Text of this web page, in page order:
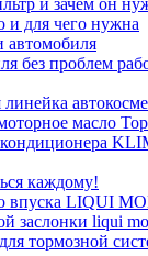
и зачем он
и для чего нужна
автомобиля
без проблем
масло
каждому!
впуска LIQUI
заслонки liqui
тормозной